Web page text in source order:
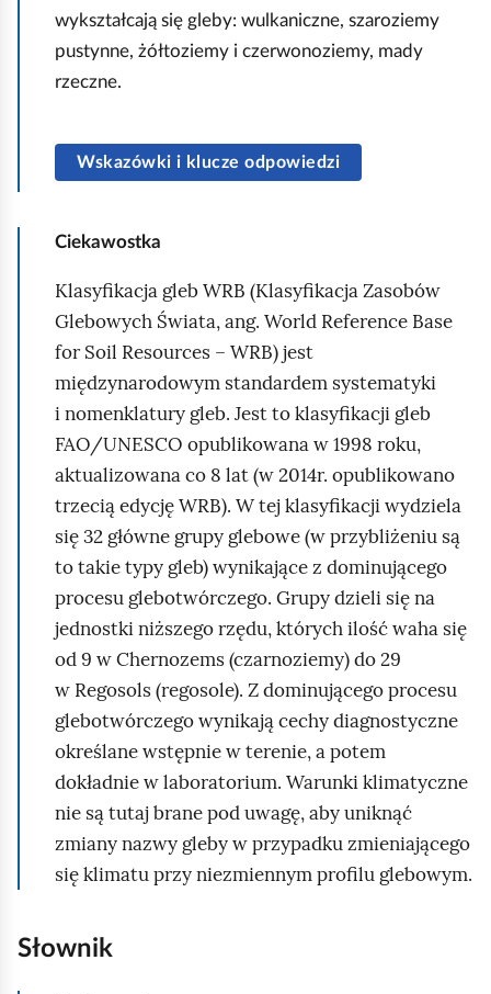
wykształcają się gleby: wulkaniczne, szaroziemy
pustynne, żółtoziemy i czerwonoziemy, mady
rzeczne.
Wskazówki i klucze odpowiedzi
Ciekawostka
Klasyfikacja gleb WRB (Klasyfikacja Zasobów
Glebowych Świata, ang. World Reference Base
for Soil Resources – WRB) jest
międzynarodowym standardem systematyki
i nomenklatury gleb. Jest to klasyfikacji gleb
FAO/UNESCO opublikowana w 1998 roku,
aktualizowana co 8 lat (w 2014r. opublikowano
trzecią edycję WRB). W tej klasyfikacji wydziela
się 32 główne grupy glebowe (w przybliżeniu są
to takie typy gleb) wynikające z dominującego
procesu glebotwórczego. Grupy dzieli się na
jednostki niższego rzędu, których ilość waha się
od 9 w Chernozems (czarnoziemy) do 29
w Regosols (regosole). Z dominującego procesu
glebotwórczego wynikają cechy diagnostyczne
określane wstępnie w terenie, a potem
dokładnie w laboratorium. Warunki klimatyczne
nie są tutaj brane pod uwagę, aby uniknąć
zmiany nazwy gleby w przypadku zmieniającego
się klimatu przy niezmiennym profilu glebowym.
Słownik